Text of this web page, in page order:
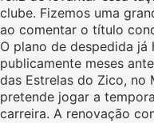
clube. Fizemos uma
ao comentar o título
O plano de despedida
publicamente meses
das Estrelas do Zico, no
pretende jogar a
carreira. A renovação